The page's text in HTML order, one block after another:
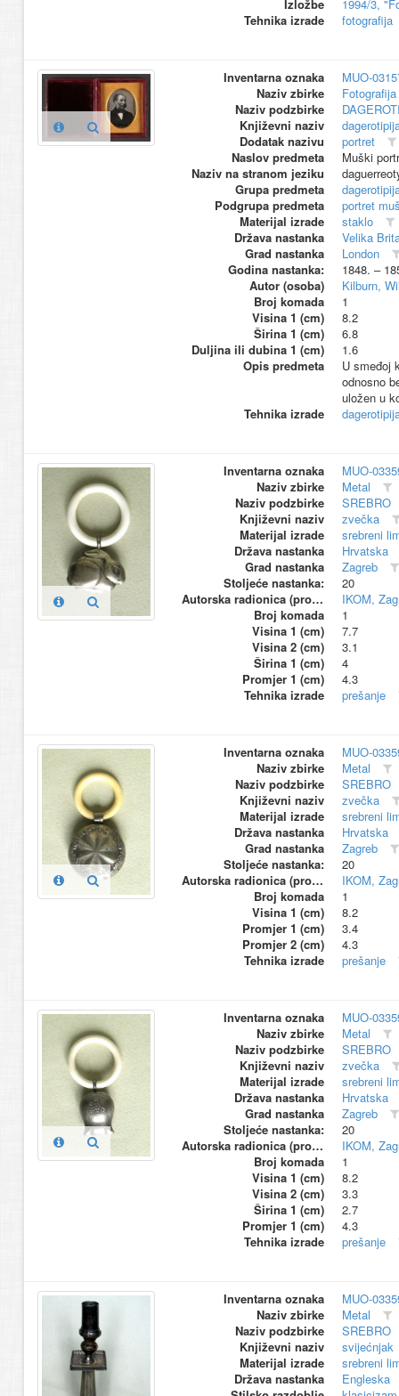
Izložbe
1994/3,
Tehnika izrade
fotografija
Inventarna oznaka
MUO-
Naziv zbirke
Naziv podzbirke
Književni naziv
Dodatak nazivu
portret
Naslov predmeta
Muški
Naziv na stranom jeziku
Grupa predmeta
Podgrupa predmeta
portret
Materijal izrade
staklo
Država nastanka
Velika
Grad nastanka
London
Godina nastanka:
1848. –
Autor (osoba)
Kilburn,
Broj komada
1
Visina 1 (cm)
8.2
Širina 1 (cm)
6.8
Duljina ili dubina 1 (cm)
1.6
Opis predmeta
U smeđoj
odnosno
uložen u
Tehnika izrade
Inventarna oznaka
MUO-
Naziv zbirke
Metal
Naziv podzbirke
SREBRO
Književni naziv
zvečka
Materijal izrade
srebreni
Država nastanka
Hrvatska
Grad nastanka
Zagreb
Stoljeće nastanka:
20
Autorska radionica (proizvođač)
IKOM,
Broj komada
1
Visina 1 (cm)
7.7
Visina 2 (cm)
3.1
Širina 1 (cm)
4
Promjer 1 (cm)
4.3
Tehnika izrade
prešanje
Inventarna oznaka
MUO-
Naziv zbirke
Metal
Naziv podzbirke
SREBRO
Književni naziv
zvečka
Materijal izrade
srebreni
Država nastanka
Hrvatska
Grad nastanka
Zagreb
Stoljeće nastanka:
20
Autorska radionica (proizvođač)
IKOM,
Broj komada
1
Visina 1 (cm)
8.2
Promjer 1 (cm)
3.4
Promjer 2 (cm)
4.3
Tehnika izrade
prešanje
Inventarna oznaka
MUO-
Naziv zbirke
Metal
Naziv podzbirke
SREBRO
Književni naziv
zvečka
Materijal izrade
srebreni
Država nastanka
Hrvatska
Grad nastanka
Zagreb
Stoljeće nastanka:
20
Autorska radionica (proizvođač)
IKOM,
Broj komada
1
Visina 1 (cm)
8.2
Visina 2 (cm)
3.3
Širina 1 (cm)
2.7
Promjer 1 (cm)
4.3
Tehnika izrade
prešanje
Inventarna oznaka
MUO-
Naziv zbirke
Metal
Naziv podzbirke
SREBRO
Književni naziv
svijećnjak
Materijal izrade
srebreni
Država nastanka
Engleska